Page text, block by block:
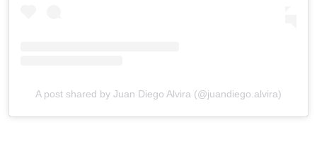
A post shared by Juan Diego Alvira (@juandiego.alvira)